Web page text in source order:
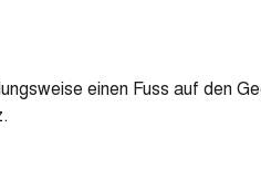
einen Fuss auf den